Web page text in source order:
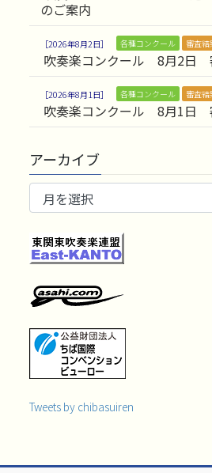
のご案内
2026年8月2日 各種コンクール 審査結
吹奏楽コンクール 8月2日
2026年8月1日 各種コンクール 審査結
吹奏楽コンクール 8月1日
アーカイブ
ア
イ
ブ
Tweets by chibasuiren